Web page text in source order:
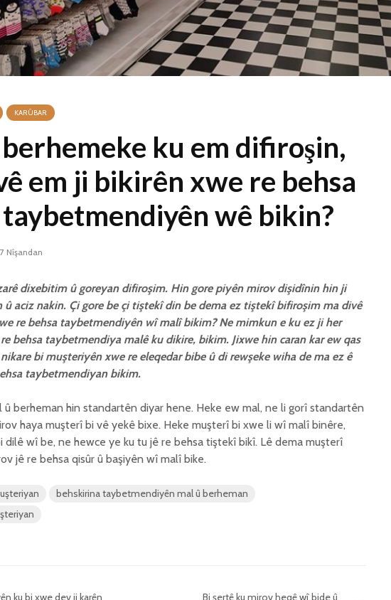
KARÛBAR
ku em difiroşin,
em ji bikirên xwe re behsa
wê bikin?
Nîşandan
dixebitim û goreyan difiroşim. Hin gore piyên mirov dişidînin hin ji
û aciz nakin. Çi gore be çi tiştekî din be dema ez tiştekî bifiroşim ma divê
re behsa taybetmendiyên wî malî bikim? Ne mimkun e ku ez ji her
behsa taybetmendiya malê ku dikire, bikim. Jixwe hin caran kar ew qas
bi muşteriyên xwe re eleqedar bibe û di rewşeke wiha de ma ez ê
taybetmendiyan bikim.
û berheman hin standartên diyar hene. Heke ew mal, ne li gorî standartên
haya muşterî bi vê yekê bixe. Heke muşterî bi xwe li wî malî binêre,
dilê wî be, ne hewce ye ku tu jê re behsa tiştekî bikî. Lê dema muşterî
jê re behsa qisûr û başiyên wî malî bike.
behskirina taybetmendiyên mal û berheman
ku bi xwe dev ji karên
Bi şertê ku mirov heqê wî bide û
1 Kasım 2021
2340 Nîşandan
Ma kesekî bêrî
dikare li pêşiya